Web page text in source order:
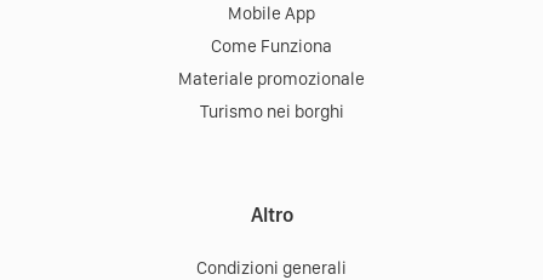
Mobile App
Come Funziona
Materiale promozionale
Turismo nei borghi
Altro
Condizioni generali